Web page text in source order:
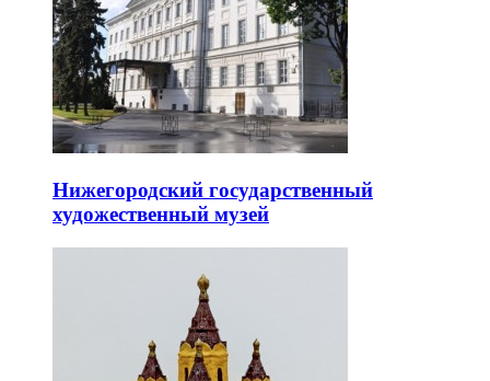
Нижегородский государственный
художественный музей